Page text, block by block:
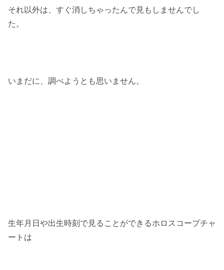
それ以外は、すぐ消しちゃったんで見もしませんでし
た。
いまだに、調べようとも思いません。
生年月日や出生時刻で見ることができるホロスコープチャ
ートは